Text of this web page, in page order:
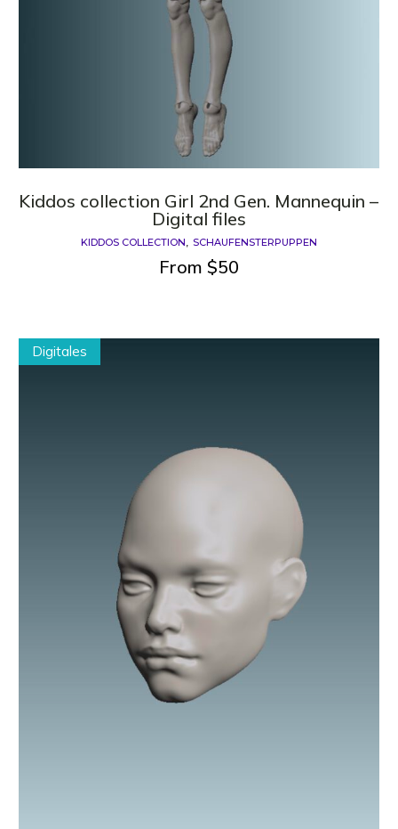
Kiddos collection Girl 2nd Gen. Mannequin –
Digital files
KIDDOS COLLECTION SCHAUFENSTERPUPPEN
From $50
Digitales